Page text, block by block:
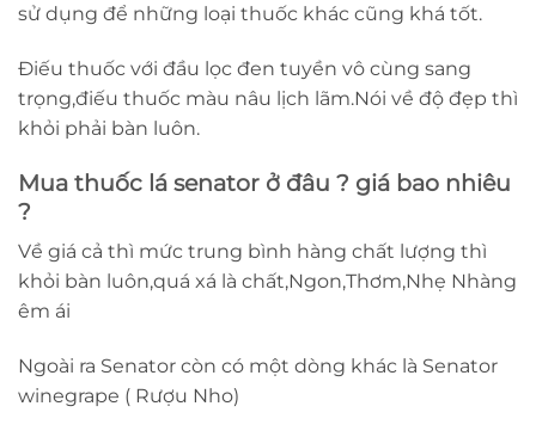
sử dụng để những loại thuốc khác cũng khá tốt.
Điếu thuốc với đầu lọc đen tuyền vô cùng sang
trọng,điếu thuốc màu nâu lịch lãm.Nói về độ đẹp thì
khỏi phải bàn luôn.
Mua thuốc lá senator ở đâu ? giá bao nhiêu
?
Về giá cả thì mức trung bình hàng chất lượng thì
khỏi bàn luôn,quá xá là chất,Ngon,Thơm,Nhẹ Nhàng
êm ái
Ngoài ra Senator còn có một dòng khác là Senator
winegrape ( Rượu Nho)